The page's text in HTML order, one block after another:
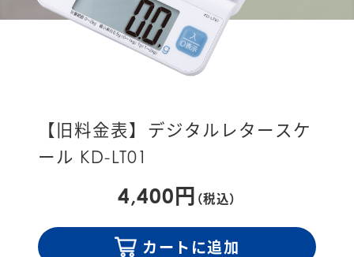
【旧料金表】デジタルレタースケ
ール KD-LT01
4,400円 （税込）
カートに追加